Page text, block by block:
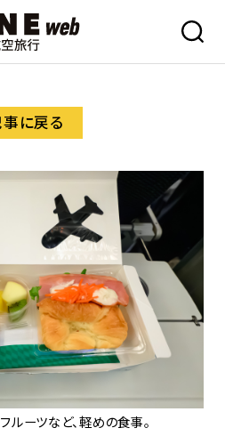
に戻る
ルーツなど、軽めの食事。